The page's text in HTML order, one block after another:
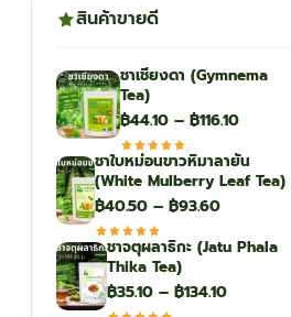
สินค้าขายดี
ชาเชียงดา (Gymnema
Tea)
฿44.10 – ฿116.10Price
฿44.10
through
ชาใบหม่อนขาวหิมาลายัน
(White Mulberry Leaf Tea)
฿40.50 – ฿93.60Price
฿40.50
฿93.60
ชาจตุผลาธิกะ (Jatu Phala
Thika Tea)
฿35.10 – ฿134.10Price